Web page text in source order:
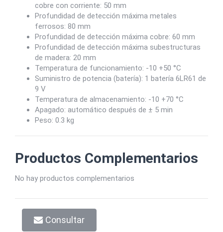
cobre con corriente: 50 mm
Profundidad de detección máxima metales
ferrosos: 80 mm
Profundidad de detección máxima cobre: 60 mm
Profundidad de detección máxima subestructuras
de madera: 20 mm
Temperatura de funcionamiento: -10 +50 °C
Suministro de potencia (batería): 1 batería 6LR61 de
9 V
Temperatura de almacenamiento: -10 +70 °C
Apagado: automático después de ± 5 min
Peso: 0.3 kg
Productos Complementarios
No hay productos complementarios
Consultar